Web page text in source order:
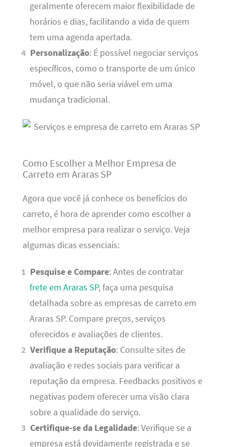
geralmente oferecem maior flexibilidade de
horários e dias, facilitando a vida de quem
tem uma agenda apertada.
Personalização: É possível negociar serviços
específicos, como o transporte de um único
móvel, o que não seria viável em uma
mudança tradicional.
Como Escolher a Melhor Empresa de
Carreto em Araras SP
Agora que você já conhece os benefícios do
carreto, é hora de aprender como escolher a
melhor empresa para realizar o serviço. Veja
algumas dicas essenciais:
Pesquise e Compare: Antes de contratar
frete em Araras SP, faça uma pesquisa
detalhada sobre as empresas de carreto em
Araras SP. Compare preços, serviços
oferecidos e avaliações de clientes.
Verifique a Reputação: Consulte sites de
avaliação e redes sociais para verificar a
reputação da empresa. Feedbacks positivos e
negativas podem oferecer uma visão clara
sobre a qualidade do serviço.
Certifique-se da Legalidade: Verifique se a
empresa está devidamente registrada e se